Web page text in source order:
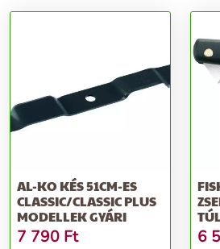
AL-KO KÉS 51CM-ES
CLASSIC/CLASSIC PLUS
MODELLEK GYÁRI
7 790 Ft 6